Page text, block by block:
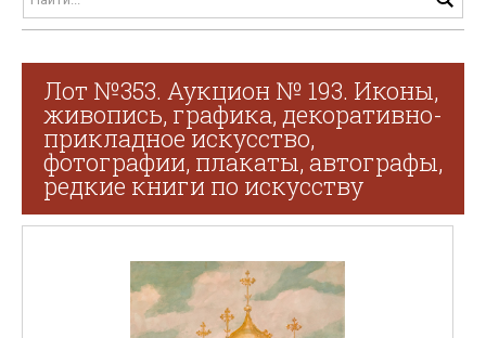
Лот №353. Аукцион № 193. Иконы,
живопись, графика, декоративно-
прикладное искусство,
фотографии, плакаты, автографы,
редкие книги по искусству